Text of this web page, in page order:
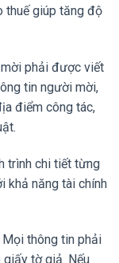
thuế giúp tăng độ
phải được viết
tin người mời,
điểm công tác,
trình chi tiết từng
khả năng tài chính
Mọi thông tin phải
giấy tờ giả. Nếu